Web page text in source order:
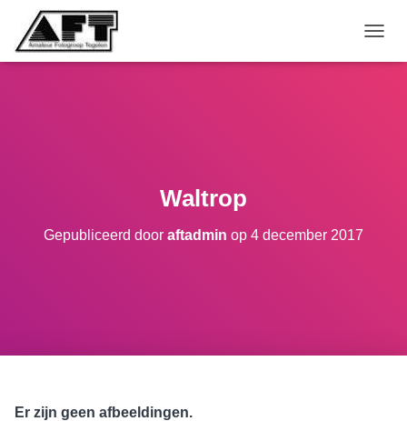
Waltrop
Gepubliceerd door aftadmin op 4 december 2017
Er zijn geen afbeeldingen.